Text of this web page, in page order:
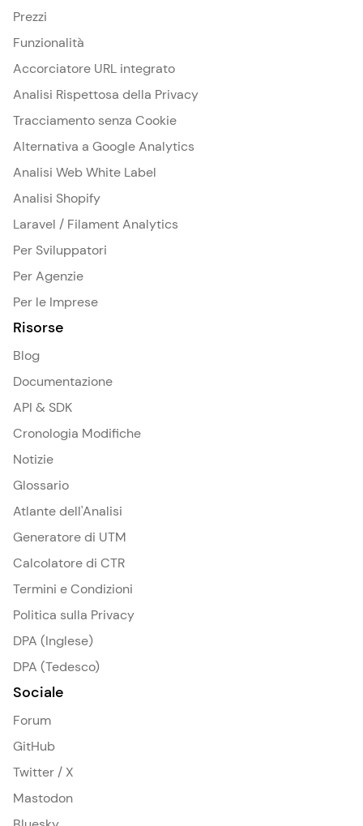
Prezzi
Funzionalità
Accorciatore URL integrato
Analisi Rispettosa della Privacy
Tracciamento senza Cookie
Alternativa a Google Analytics
Analisi Web White Label
Analisi Shopify
Laravel / Filament Analytics
Per Sviluppatori
Per Agenzie
Per le Imprese
Risorse
Blog
Documentazione
API & SDK
Cronologia Modifiche
Notizie
Glossario
Atlante dell'Analisi
Generatore di UTM
Calcolatore di CTR
Termini e Condizioni
Politica sulla Privacy
DPA (Inglese)
DPA (Tedesco)
Sociale
Forum
GitHub
Twitter / X
Mastodon